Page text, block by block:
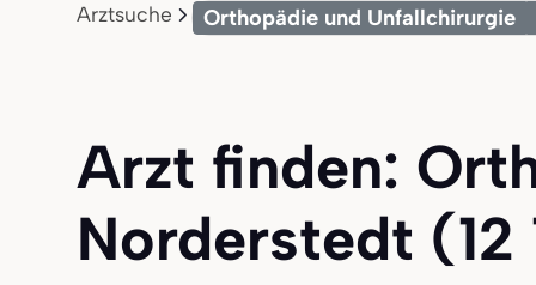
Arztsuche Orthopädie und Unfallchirurgie
Arzt finden:
Norderstedt